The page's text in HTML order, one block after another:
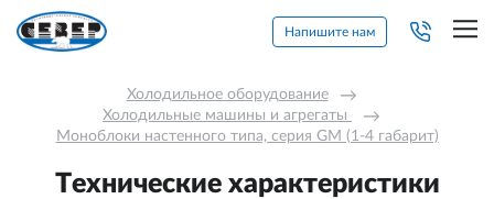
Напишите нам
Холодильное оборудование →
Холодильные машины и агрегаты →
Моноблоки настенного типа, серия GM (1-4 габарит)
Технические характеристики